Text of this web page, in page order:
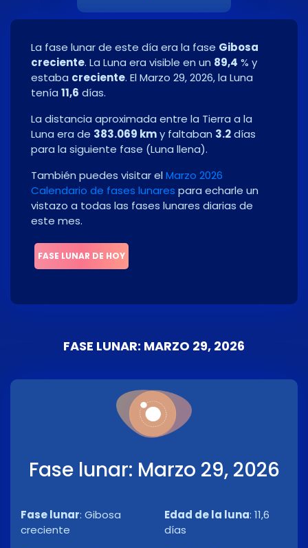
La fase lunar de este día era la fase Gibosa
creciente. La Luna era visible en un 89,4 % y
estaba creciente. El Marzo 29, 2026, la Luna
tenía 11,6 días.
La distancia aproximada entre la Tierra a la
Luna era de 383.069 kmy faltaban 3.2días
para la siguiente fase (Luna llena).
También puedes visitar el Marzo 2026
Calendario de fases lunares para echarle un
vistazo a todas las fases lunares diarias de
este mes.
FASE LUNAR DE HOY
FASE LUNAR: MARZO 29, 2026
Fase lunar: Marzo 29, 2026
Fase lunar: Gibosa
creciente
Edad de la luna: 11,6
días